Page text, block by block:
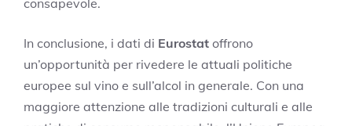
In conclusione, i dati di Eurostat offrono
un’opportunità per rivedere le attuali politiche
europee sul vino e sull’alcol in generale. Con una
maggiore attenzione alle tradizioni culturali e alle